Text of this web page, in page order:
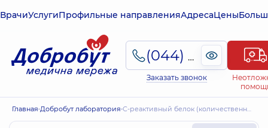
ВрачиУслугиПрофильные направленияАдресаЦены
(044) 495-2-888
Заказать звонок
Главная Добробут лаборатория С-реактивный белок (количественный)